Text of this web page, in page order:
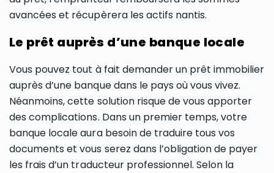
avancées et récupèrera les actifs nantis.
Le prêt auprès d’une banque locale
Vous pouvez tout à fait demander un prêt immobilier
auprès d’une banque dans le pays où vous vivez.
Néanmoins, cette solution risque de vous apporter
des complications. Dans un premier temps, votre
banque locale aura besoin de traduire tous vos
documents et vous serez dans l’obligation de payer
les frais d’un traducteur professionnel. Selon la